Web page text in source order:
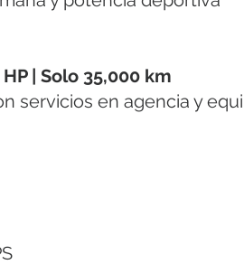
| Solo 35,000 km
servicios en agencia y